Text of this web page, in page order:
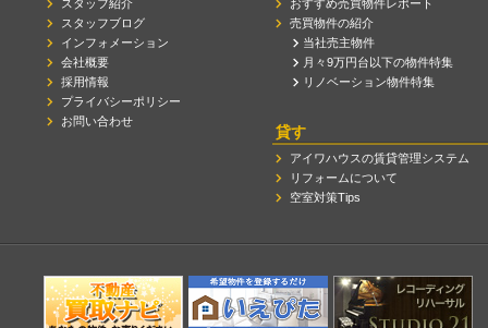
スタッフ紹介
スタッフブログ
インフォメーション
会社概要
採用情報
プライバシーポリシー
お問い合わせ
おすすめ売買物件レポート
売買物件の紹介
当社売主物件
月々9万円台以下の物件特集
リノベーション物件特集
貸す
アイワハウスの賃貸管理システム
リフォームについて
空室対策Tips